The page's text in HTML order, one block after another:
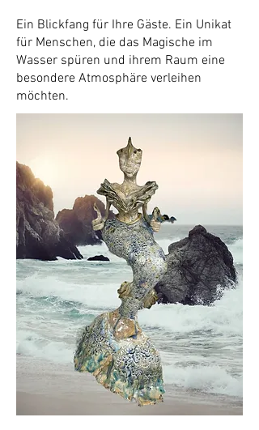
Ein Blickfang für Ihre Gäste. Ein Unikat
für Menschen, die das Magische im
Wasser spüren und ihrem Raum eine
besondere Atmosphäre verleihen
möchten.